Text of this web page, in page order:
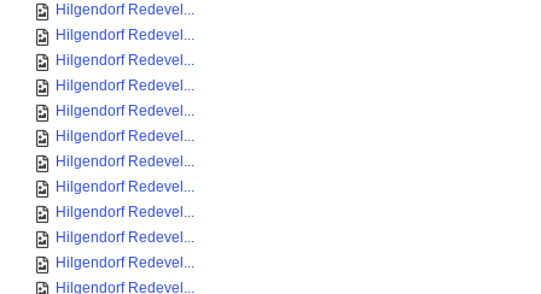
Hilgendorf Redevel...
Hilgendorf Redevel...
Hilgendorf Redevel...
Hilgendorf Redevel...
Hilgendorf Redevel...
Hilgendorf Redevel...
Hilgendorf Redevel...
Hilgendorf Redevel...
Hilgendorf Redevel...
Hilgendorf Redevel...
Hilgendorf Redevel...
Hilgendorf Redevel...